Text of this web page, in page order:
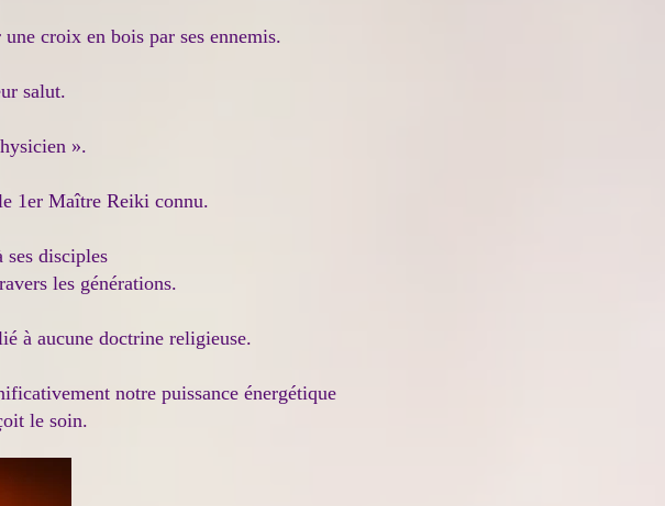
croix en bois par ses ennemis.
salut.
».
1er Maître Reiki connu.
ses disciples
les générations.
à aucune doctrine religieuse.
notre puissance énergétique
le soin.